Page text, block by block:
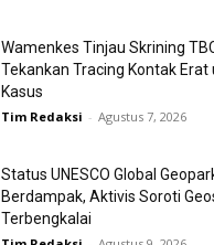
Wamenkes Tinjau Skrining
Tekankan Tracing Kontak Erat
Kasus
Tim Redaksi - Agustus 7, 2026
Status UNESCO Global
Berdampak, Aktivis Soroti
Terbengkalai